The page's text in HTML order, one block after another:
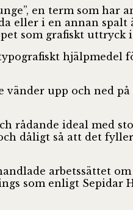
en term som har
eller i en annan spalt
som grafiskt uttryck
upp och ned på
ideal med
dåligt så att det
arbetssättet
som enligt Sepidar